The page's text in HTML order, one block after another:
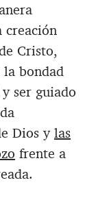
creación
Cristo,
bondad
ser guiado
Dios ylas
frente a